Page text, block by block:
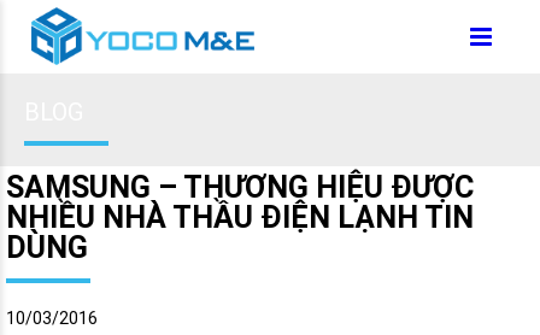
SAMSUNG – THƯƠNG HIỆU ĐƯỢC
NHIỀU NHÀ THẦU ĐIỆN LẠNH TIN
DÙNG
10/03/2016